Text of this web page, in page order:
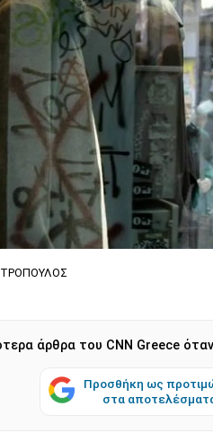
άρθρα του CNN Greece
Προσθήκη ως
στα